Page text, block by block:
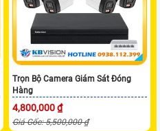
Trọn Bộ Camera Giám Sát Đóng
Hàng
4,800,000 ₫
Giá Gốc: 5,500,000 ₫